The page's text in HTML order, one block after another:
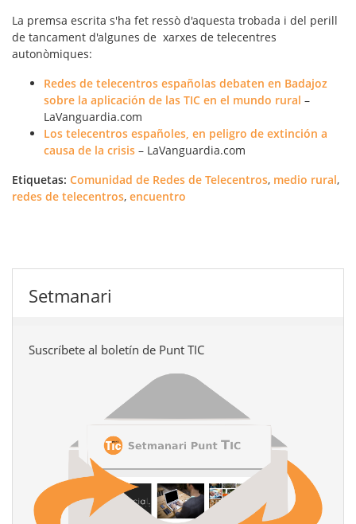
La premsa escrita s'ha fet ressò d'aquesta trobada i del perill
de tancament d'algunes de xarxes de telecentres
autonòmiques:
Redes de telecentros españolas debaten en Badajoz
sobre la aplicación de las TIC en el mundo rural –
LaVanguardia.com
Los telecentros españoles, en peligro de extinción a
causa de la crisis – LaVanguardia.com
Etiquetas: Comunidad de Redes de Telecentros, medio rural,
redes de telecentros, encuentro
Setmanari
Suscríbete al boletín de Punt TIC